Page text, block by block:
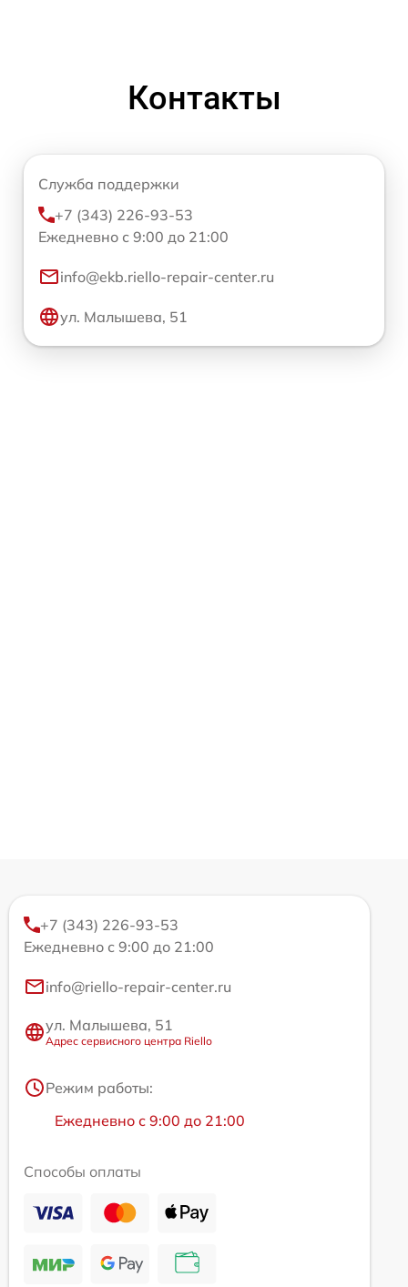
Контакты
Служба поддержки
+7 (343) 226-93-53
Ежедневно с 9:00 до 21:00
info@ekb.riello-repair-center.ru
ул. Малышева, 51
+7 (343) 226-93-53
Ежедневно с 9:00 до 21:00
info@riello-repair-center.ru
ул. Малышева, 51
Адрес сервисного центра Riello
Режим работы:
Ежедневно с 9:00 до 21:00
Способы оплаты